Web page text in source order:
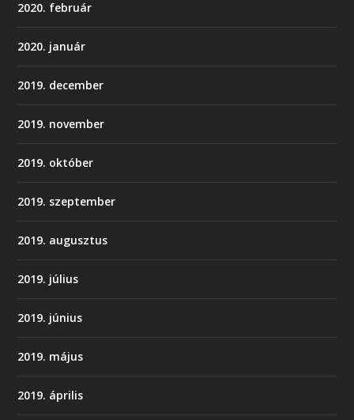
2020. február
2020. január
2019. december
2019. november
2019. október
2019. szeptember
2019. augusztus
2019. július
2019. június
2019. május
2019. április